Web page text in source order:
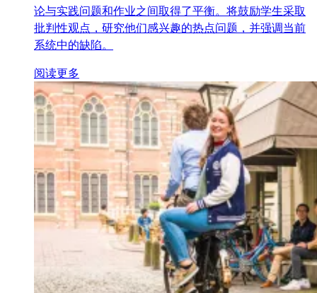
论与实践问题和作业之间取得了平衡。将鼓励学生采取
批判性观点，研究他们感兴趣的热点问题，并强调当前
系统中的缺陷。
阅读更多